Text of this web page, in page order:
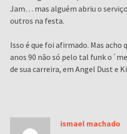
Jam… mas alguém abriu o
outros na festa.
Isso é que foi afirmado. Mas acho
anos 90 não só pelo tal funk
de sua carreira, em Angel Dust e
ismael machado